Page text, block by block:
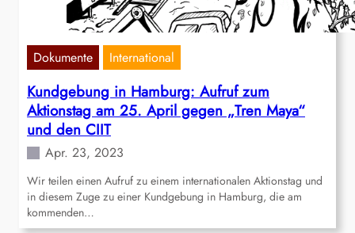
Dokumente International
Kundgebung in Hamburg: Aufruf zum
Aktionstag am 25. April gegen „Tren Maya“
und den CIIT
Apr. 23, 2023
Wir teilen einen Aufruf zu einem internationalen Aktionstag und
in diesem Zuge zu einer Kundgebung in Hamburg, die am
kommenden…